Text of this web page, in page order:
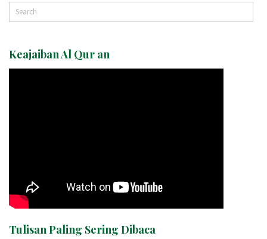
Keajaiban Al Qur an
Tulisan Paling Sering Dibaca